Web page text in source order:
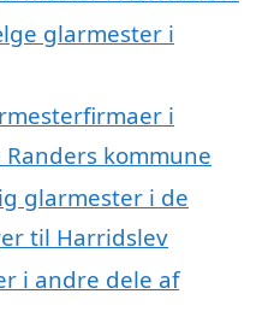
glarmester i
i
kommune
glarmester i de
til Harridslev
i andre dele af